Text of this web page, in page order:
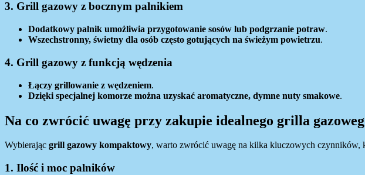
3. Grill gazowy z bocznym palnikiem
Dodatkowy palnik umożliwia przygotowanie sosów lub podgrzanie potraw.
Wszechstronny, świetny dla osób często gotujących na świeżym powietrzu.
4. Grill gazowy z funkcją wędzenia
Łączy grillowanie z wędzeniem.
Dzięki specjalnej komorze można uzyskać aromatyczne, dymne nuty smakowe.
Na co zwrócić uwagę przy zakupie idealnego grilla
Wybierając grill gazowy kompaktowy, warto zwrócić uwagę na kilka kluczowych czynników,
1. Ilość i moc palników